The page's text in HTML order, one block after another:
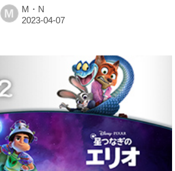
M M・N